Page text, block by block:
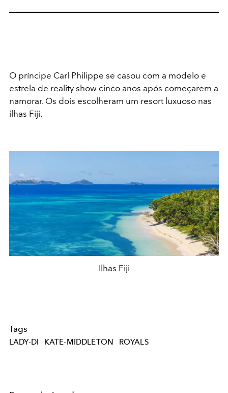
O príncipe Carl Philippe se casou com a modelo e
estrela de reality show cinco anos após começarem a
namorar. Os dois escolheram um resort luxuoso nas
ilhas Fiji.
Ilhas Fiji
Tags
LADY-DI KATE-MIDDLETON ROYALS